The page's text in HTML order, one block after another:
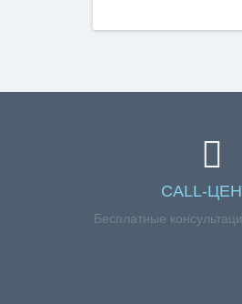
CALL-
Бесплатные